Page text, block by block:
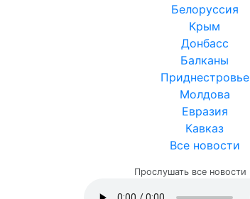
Белоруссия
Крым
Донбасс
Балканы
Приднестровье
Молдова
Евразия
Кавказ
Все новости
Прослушать все новости